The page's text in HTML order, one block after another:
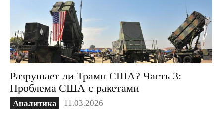
Разрушает ли Трамп США? Часть 3:
Проблема США с ракетами
Аналитика 11.03.2026